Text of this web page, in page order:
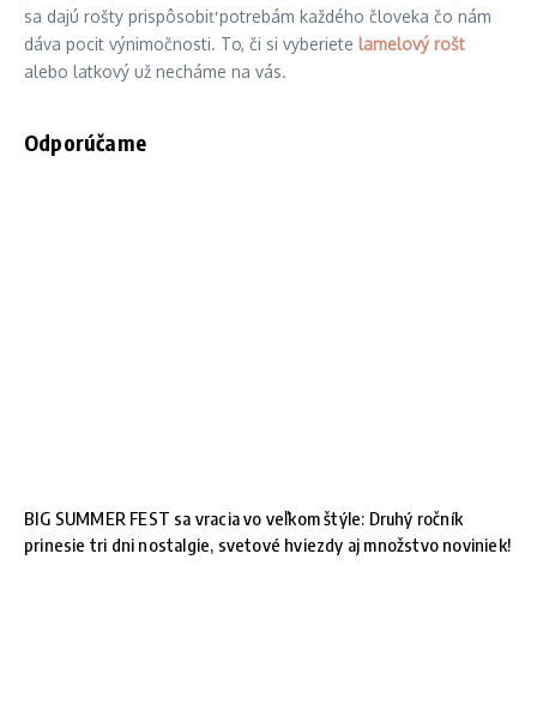
sa dajú rošty prispôsobiť potrebám každého človeka čo nám
dáva pocit výnimočnosti. To, či si vyberiete lamelový rošt
alebo latkový už necháme na vás.
Odporúčame
BIG SUMMER FEST sa vracia vo veľkom štýle: Druhý ročník
prinesie tri dni nostalgie, svetové hviezdy aj množstvo noviniek!